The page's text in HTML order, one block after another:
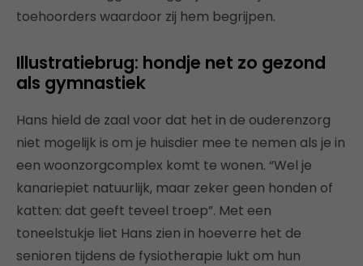
toehoorders waardoor zij hem begrijpen.
Illustratiebrug: hondje net zo gezond
als gymnastiek
Hans hield de zaal voor dat het in de ouderenzorg
niet mogelijk is om je huisdier mee te nemen als je in
een woonzorgcomplex komt te wonen. “Wel je
kanariepiet natuurlijk, maar zeker geen honden of
katten: dat geeft teveel troep”. Met een
toneelstukje liet Hans zien in hoeverre het de
senioren tijdens de fysiotherapie lukt om hun